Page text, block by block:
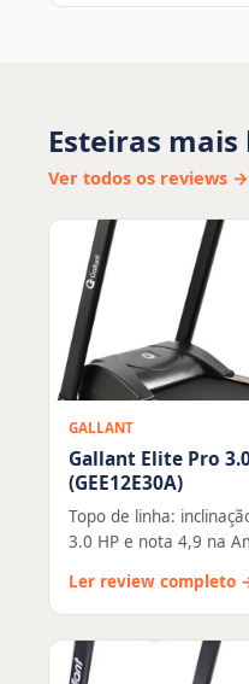
Esteiras
Ver todos os reviews →
GALLANT
Gallant Elite Pro
(GEE12E30A)
Topo de linha:
3.0 HP e nota 4,9 na
Ler review completo